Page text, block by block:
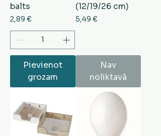
balts
Cena
2,89 €
Pievienot
grozam
(12/19/26 cm)
Cena
5,49 €
Nav
noliktavā